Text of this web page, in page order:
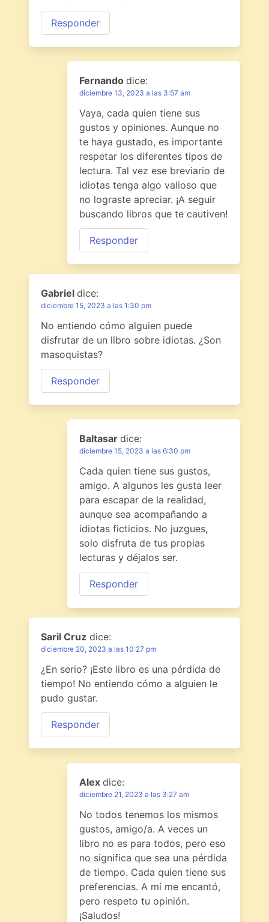
Responder
Fernando dice:
diciembre 13, 2023 a las 3:57 am
Vaya, cada quien tiene sus
gustos y opiniones. Aunque no
te haya gustado, es importante
respetar los diferentes tipos de
lectura. Tal vez ese breviario de
idiotas tenga algo valioso que
no lograste apreciar. ¡A seguir
buscando libros que te cautiven!
Responder
Gabriel dice:
diciembre 15, 2023 a las 1:30 pm
No entiendo cómo alguien puede
disfrutar de un libro sobre idiotas. ¿Son
masoquistas?
Responder
Baltasar dice:
diciembre 15, 2023 a las 6:30 pm
Cada quien tiene sus gustos,
amigo. A algunos les gusta leer
para escapar de la realidad,
aunque sea acompañando a
idiotas ficticios. No juzgues,
solo disfruta de tus propias
lecturas y déjalos ser.
Responder
Saril Cruz dice:
diciembre 20, 2023 a las 10:27 pm
¿En serio? ¡Este libro es una pérdida de
tiempo! No entiendo cómo a alguien le
pudo gustar.
Responder
Alex dice:
diciembre 21, 2023 a las 3:27 am
No todos tenemos los mismos
gustos, amigo/a. A veces un
libro no es para todos, pero eso
no significa que sea una pérdida
de tiempo. Cada quien tiene sus
preferencias. A mí me encantó,
pero respeto tu opinión.
¡Saludos!